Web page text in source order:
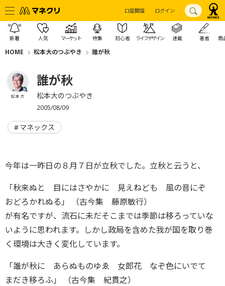
口座開設 ログイン
新着 人気 マーケット 特集 初心者 ライフデザイン 連載 著者 商
HOME 松本大のつぶやき 誰が秋
松本 大
誰が秋
松本大のつぶやき
2005/08/09
マネックス
今年は一昨日の８月７日が立秋でした。立秋と云うと、
「秋来ぬと 目にはさやかに 見えねども 風の音にぞ
おどろかれぬる」 （古今集 藤原敏行）
が有名ですが、流石に未だそこまでは季節は移ろっていな
いように思われます。しかし政局を含めた我が国を取り巻
く環境は大きく変化しています。
「誰が秋に あらぬものゆゑ 女郎花 なぞ色にいでて
まだき移ろふ」 （古今集 紀貫之）